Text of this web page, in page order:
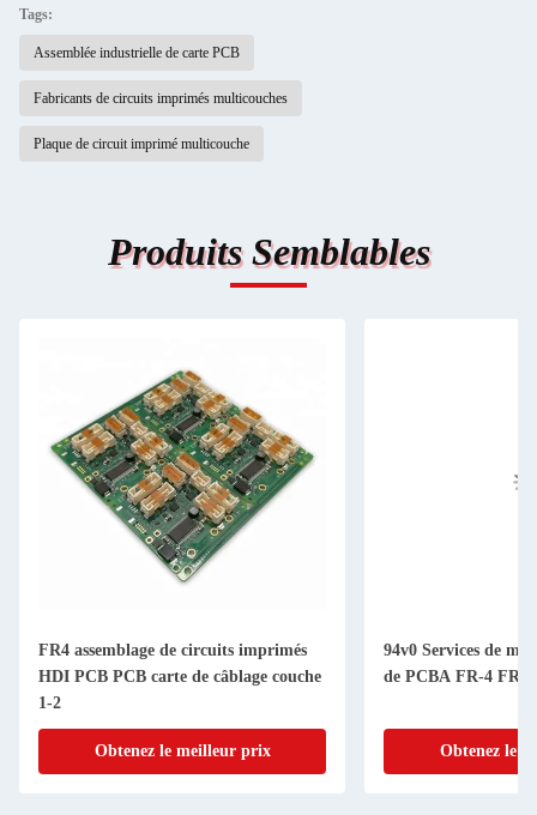
Tags:
Assemblée industrielle de carte PCB
Fabricants de circuits imprimés multicouches
Plaque de circuit imprimé multicouche
Produits Semblables
FR4 assemblage de circuits imprimés
HDI PCB PCB carte de câblage couche
1-2
Obtenez le meilleur prix
94v0 Services de
de PCBA FR-4
Obtenez le